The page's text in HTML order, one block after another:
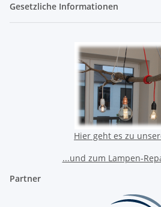
Gesetzliche Informationen
Hier geht es zu
...und zum Lampen-
Partner